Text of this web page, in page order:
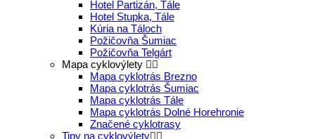
Hotel Partizán, Tále
Hotel Stupka, Tále
Kúria na Táloch
Požičovňa Šumiac
Požičovňa Telgárt
Mapa cyklovýlety
Mapa cyklotrás Brezno
Mapa cyklotrás Šumiac
Mapa cyklotrás Tále
Mapa cyklotrás Dolné Horehronie
Značené cyklotrasy
Tipy na cyklovýlety